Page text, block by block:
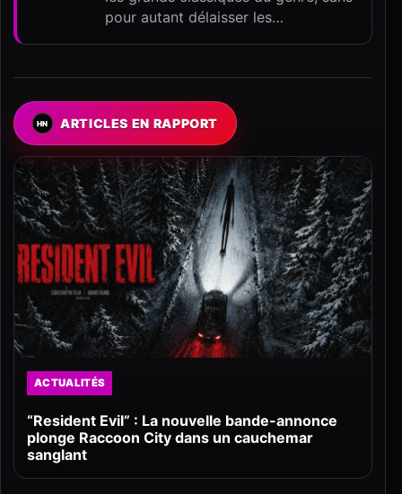
pour autant délaisser les…
ARTICLES EN RAPPORT
ACTUALITÉS
“Resident Evil” : La nouvelle bande-annonce
plonge Raccoon City dans un cauchemar
sanglant